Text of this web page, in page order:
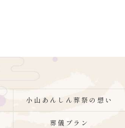
小山あんしん葬祭の想い
葬儀プラン